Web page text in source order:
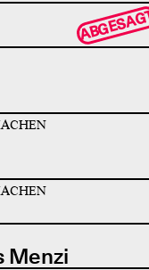
Menzi